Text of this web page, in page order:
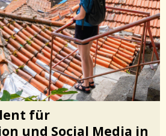
für
und Social Media in